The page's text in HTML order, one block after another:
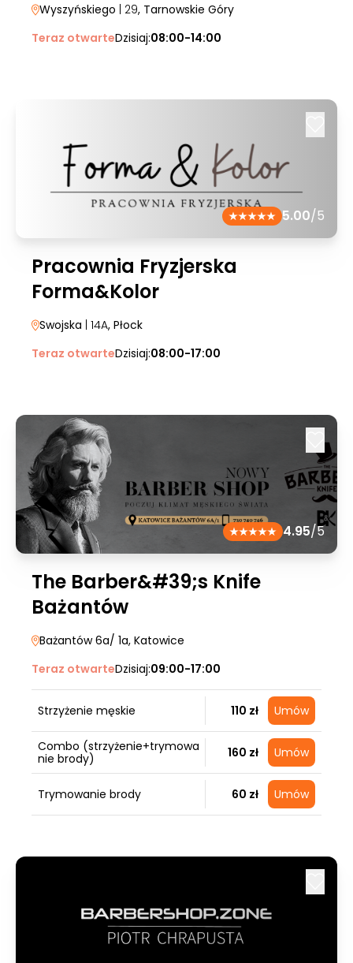
Wyszyńskiego | 29, Tarnowskie Góry
Teraz otwarteDzisiaj:08:00-14:00
5.00/5
Pracownia Fryzjerska
Forma&Kolor
Swojska | 14A, Płock
Teraz otwarteDzisiaj:08:00-17:00
4.95/5
The Barber&#39;s Knife
Bażantów
Bażantów 6a/ 1a, Katowice
Teraz otwarteDzisiaj:09:00-17:00
Strzyżenie męskie 110 zł Umów
Combo (strzyżenie+trymowa
nie brody)
160 zł Umów
Trymowanie brody 60 zł Umów